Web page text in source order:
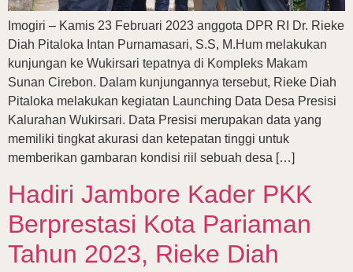
Imogiri – Kamis 23 Februari 2023 anggota DPR RI Dr. Rieke
Diah Pitaloka Intan Purnamasari, S.S, M.Hum melakukan
kunjungan ke Wukirsari tepatnya di Kompleks Makam
Sunan Cirebon. Dalam kunjungannya tersebut, Rieke Diah
Pitaloka melakukan kegiatan Launching Data Desa Presisi
Kalurahan Wukirsari. Data Presisi merupakan data yang
memiliki tingkat akurasi dan ketepatan tinggi untuk
memberikan gambaran kondisi riil sebuah desa […]
Hadiri Jambore Kader PKK
Berprestasi Kota Pariaman
Tahun 2023, Rieke Diah